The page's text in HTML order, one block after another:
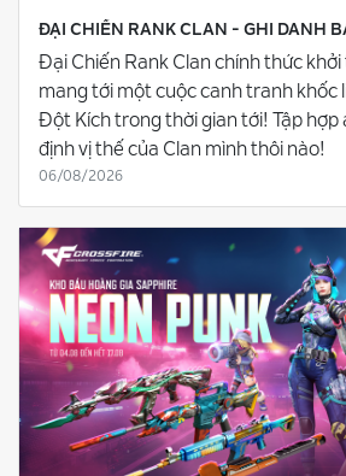
ĐẠI CHIẾN RANK CLAN - GHI DANH
Đại Chiến Rank Clan chính thức
mang tới một cuộc canh tranh khốc
Đột Kích trong thời gian tới! Tập hợp
định vị thế của Clan mình thôi nào!
06/08/2026